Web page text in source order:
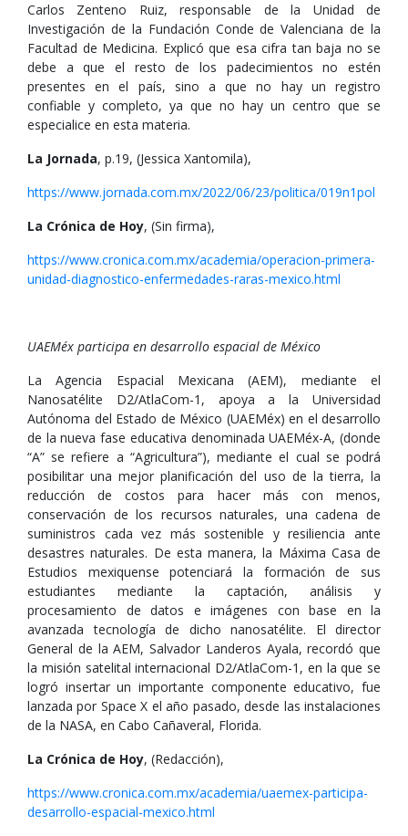
Carlos Zenteno Ruiz, responsable de la Unidad de
Investigación de la Fundación Conde de Valenciana de la
Facultad de Medicina. Explicó que esa cifra tan baja no se
debe a que el resto de los padecimientos no estén
presentes en el país, sino a que no hay un registro
confiable y completo, ya que no hay un centro que se
especialice en esta materia.
La Jornada, p.19, (Jessica Xantomila),
https://www.jornada.com.mx/2022/06/23/politica/019n1pol
La Crónica de Hoy, (Sin firma),
https://www.cronica.com.mx/academia/operacion-primera-
unidad-diagnostico-enfermedades-raras-mexico.html
UAEMéx participa en desarrollo espacial de México
La Agencia Espacial Mexicana (AEM), mediante el
Nanosatélite D2/AtlaCom-1, apoya a la Universidad
Autónoma del Estado de México (UAEMéx) en el desarrollo
de la nueva fase educativa denominada UAEMéx-A, (donde
“A” se refiere a “Agricultura”), mediante el cual se podrá
posibilitar una mejor planificación del uso de la tierra, la
reducción de costos para hacer más con menos,
conservación de los recursos naturales, una cadena de
suministros cada vez más sostenible y resiliencia ante
desastres naturales. De esta manera, la Máxima Casa de
Estudios mexiquense potenciará la formación de sus
estudiantes mediante la captación, análisis y
procesamiento de datos e imágenes con base en la
avanzada tecnología de dicho nanosatélite. El director
General de la AEM, Salvador Landeros Ayala, recordó que
la misión satelital internacional D2/AtlaCom-1, en la que se
logró insertar un importante componente educativo, fue
lanzada por Space X el año pasado, desde las instalaciones
de la NASA, en Cabo Cañaveral, Florida.
La Crónica de Hoy, (Redacción),
https://www.cronica.com.mx/academia/uaemex-participa-
desarrollo-espacial-mexico.html